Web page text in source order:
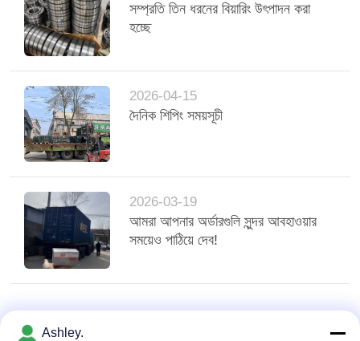
সম্প্রতি তিন ধরনের বিয়ারিং উৎপাদন করা
হচ্ছে
2026-04-15
দৈনিক শিপিং সময়সূচী
2026-03-19
আমরা আপনার অর্ডারগুলি সুন্দর আবহাওয়ার
সময়েও পাঠিয়ে দেব!
Ashley.